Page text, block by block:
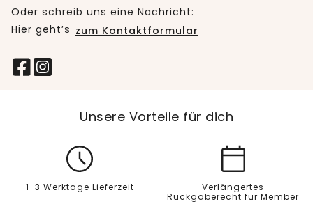
Oder schreib uns eine Nachricht:
Hier geht’s zum Kontaktformular
Unsere Vorteile für dich
1-3 Werktage Lieferzeit
Verlängertes
Rückgaberecht für Member